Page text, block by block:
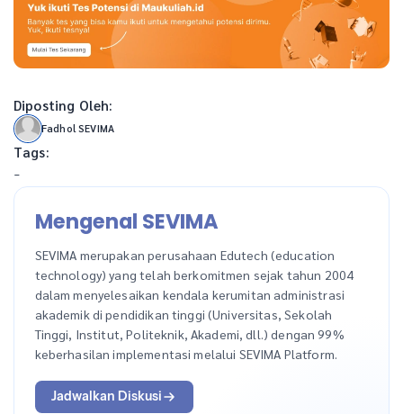
Diposting Oleh:
Fadhol SEVIMA
Tags:
-
Mengenal SEVIMA
SEVIMA merupakan perusahaan Edutech (education
technology) yang telah berkomitmen sejak tahun 2004
dalam menyelesaikan kendala kerumitan administrasi
akademik di pendidikan tinggi (Universitas, Sekolah
Tinggi, Institut, Politeknik, Akademi, dll.) dengan 99%
keberhasilan implementasi melalui SEVIMA Platform.
Jadwalkan Diskusi